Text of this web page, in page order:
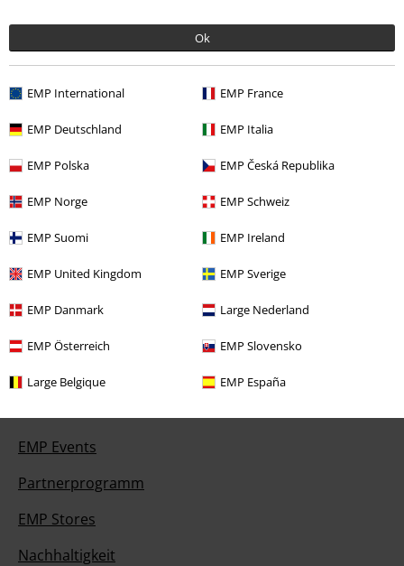
Ok
EMP International EMP France
EMP Deutschland EMP Italia
EMP Polska EMP Česká Republika
EMP Norge EMP Schweiz
EMP Suomi EMP Ireland
EMP United Kingdom EMP Sverige
EMP Danmark Large Nederland
EMP Österreich EMP Slovensko
Large Belgique EMP España
BSC Mitgliedschaft kündigen
Zahlungsarten
EMP Events
Partnerprogramm
EMP Stores
Nachhaltigkeit